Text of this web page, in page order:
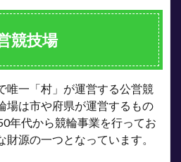
競技場
唯一「村」が運営する公営競
場は市や府県が運営するもの
年代から競輪事業を行ってお
財源の一つとなっています。